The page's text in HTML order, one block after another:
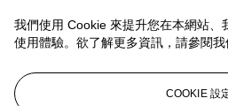
我們使用 Cookie 來提升您在本網站、
使用體驗。欲了解更多資訊，請參閱我
COOKIE 設